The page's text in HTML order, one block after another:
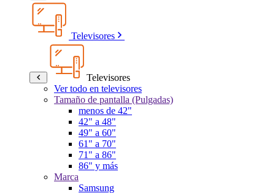
Televisores
Televisores
Ver todo en televisores
Tamaño de pantalla (Pulgadas)
menos de 42"
42" a 48"
49" a 60"
61" a 70"
71" a 86"
86" y más
Marca
Samsung